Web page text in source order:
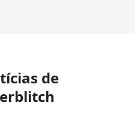
de